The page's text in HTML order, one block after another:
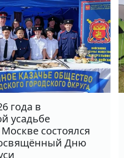
года в
усадьбе
состоялся
Дню